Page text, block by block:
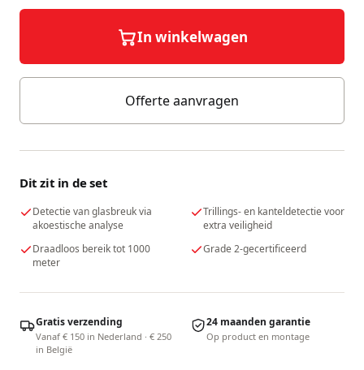
In winkelwagen
Offerte aanvragen
Dit zit in de set
Detectie van glasbreuk via
akoestische analyse
Trillings- en kanteldetectie voor
extra veiligheid
Draadloos bereik tot 1000
meter
Grade 2-gecertificeerd
Gratis verzending
Vanaf € 150 in Nederland · € 250
in België
24 maanden garantie
Op product en montage